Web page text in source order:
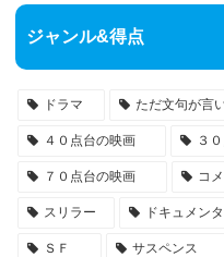
ジャンル&得点
ドラマ ただ文句が言
４０点台の映画 ３
７０点台の映画 コ
スリラー ドキュメン
ＳＦ サスペンス